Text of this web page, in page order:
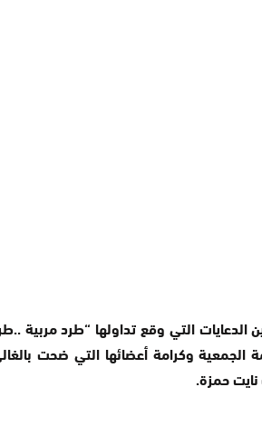
الدعايات التي وقع تداولها “طرد مربية
وكرامة أعضائها التي ضحت
حمزة.